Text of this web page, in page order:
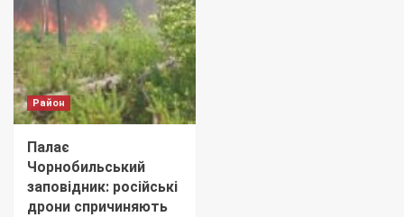
Район
Палає
Чорнобильський
заповідник: російські
дрони спричиняють